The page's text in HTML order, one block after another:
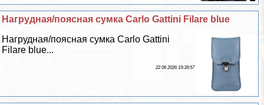
Нагрудная/поясная сумка Carlo Gattini Filare blue
Нагрудная/поясная сумка Carlo Gattini
Filare blue...
22 06 2026 19:39:57